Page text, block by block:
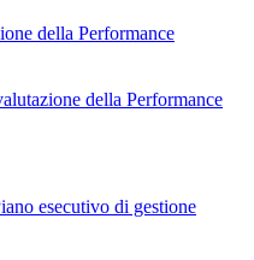
della Performance
della Performance
esecutivo di gestione